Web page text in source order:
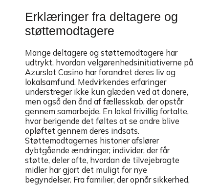
Erklæringer fra deltagere og
støttemodtagere
Mange deltagere og støttemodtagere har
udtrykt, hvordan velgørenhedsinitiativerne på
Azurslot Casino har forandret deres liv og
lokalsamfund. Medvirkendes erfaringer
understreger ikke kun glæden ved at donere,
men også den ånd af fællesskab, der opstår
gennem samarbejde. En lokal frivillig fortalte,
hvor berigende det føltes at se andre blive
opløftet gennem deres indsats.
Støttemodtagernes historier afslører
dybtgående ændringer; individer, der får
støtte, deler ofte, hvordan de tilvejebragte
midler har gjort det muligt for nye
begyndelser. Fra familier, der opnår sikkerhed,